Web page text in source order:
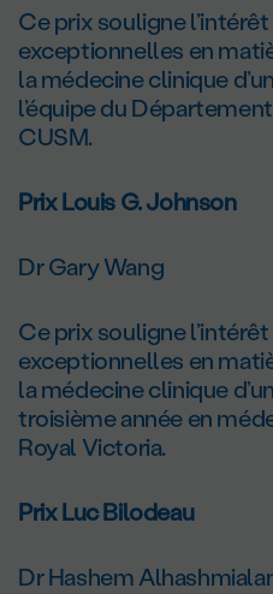
Ce prix souligne
exceptionnelles en
la médecine clinique
l’équipe du
CUSM.
Prix Louis G. Johnson
Dr Gary Wang
Ce prix souligne
exceptionnelles en
la médecine clinique
troisième année en
Royal Victoria.
Prix Luc Bilodeau
Dr Hashem